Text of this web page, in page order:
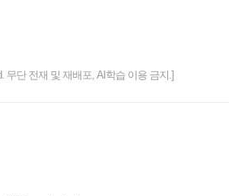
무단 전재 및 재배포, AI학습 이용 금지.]